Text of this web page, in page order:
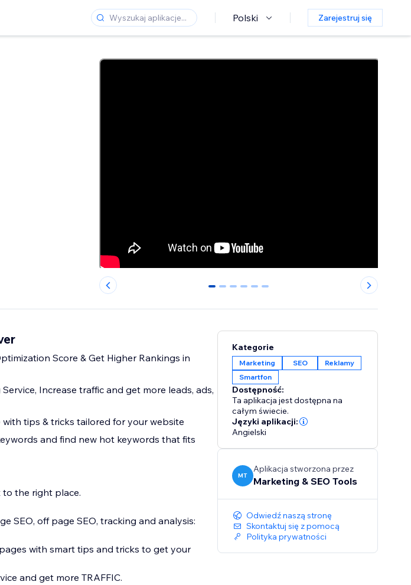
Polski Zarejestruj się
0 1 2 3 4 5
Score & Get Higher Rankings in
Increase traffic and get more leads, ads,
tips & tricks tailored for your website
and find new hot keywords that fits
the right place.
SEO, off page SEO, tracking and analysis:
with smart tips and tricks to get your
and get more TRAFFIC.
Kategorie
Marketing SEO
Reklamy
Smartfon
Dostępność:
Ta aplikacja jest dostępna na
całym świecie.
Języki aplikacji:
Angielski
MT
Aplikacja stworzona przez
Marketing & SEO Tools
Odwiedź naszą stronę
Skontaktuj się z pomocą
Polityka prywatności